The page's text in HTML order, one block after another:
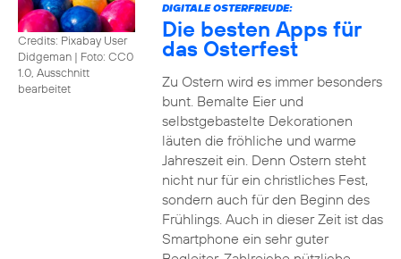
Credits: Pixabay User
Didgeman | Foto: CC0
1.0, Ausschnitt
bearbeitet
DIGITALE OSTERFREUDE:
Die besten Apps für
das Osterfest
Zu Ostern wird es immer besonders
bunt. Bemalte Eier und
selbstgebastelte Dekorationen
läuten die fröhliche und warme
Jahreszeit ein. Denn Ostern steht
nicht nur für ein christliches Fest,
sondern auch für den Beginn des
Frühlings. Auch in dieser Zeit ist das
Smartphone ein sehr guter